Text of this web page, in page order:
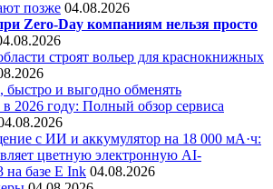
позже 04.08.2026
Zero-Day компаниям нельзя просто
строят вольер для краснокнижных
быстро и выгодно обменять
2026 году: Полный обзор сервиса
с ИИ и аккумулятор на 18 000 мА·ч:
цветную электронную AI-
на базе E Ink 04.08.2026